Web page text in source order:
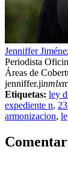
Jenniffer
Periodista
Áreas de
jenniffer.jinmlx
Etiquetas: ley
expediente n,
armonizacion,